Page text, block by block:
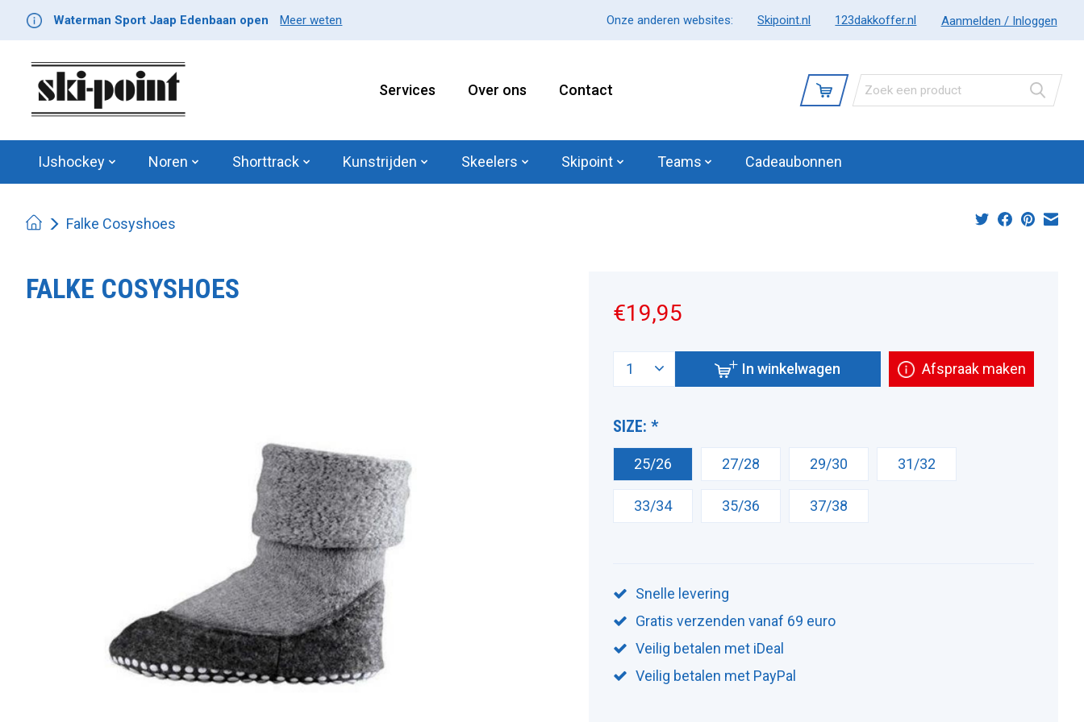
Waterman Sport Jaap Edenbaan open Meer weten Onze anderen websites: Skipoint.nl 123dakkoffer.nl Aanmelden / Inloggen
Services Over ons Contact
IJshockey Noren Shorttrack Kunstrijden Skeelers Skipoint Teams Cadeaubonnen
Falke Cosyshoes
FALKE COSYSHOES
€19,95
In winkelwagen Afspraak maken
SIZE: *
25/26 27/28 29/30 31/32
33/34 35/36 37/38
Snelle levering
Gratis verzenden vanaf 69 euro
Veilig betalen met iDeal
Veilig betalen met PayPal